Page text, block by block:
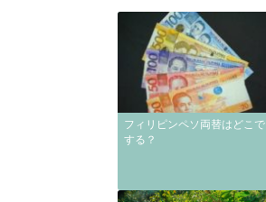
フィリピンペソ両替はどこで
する？